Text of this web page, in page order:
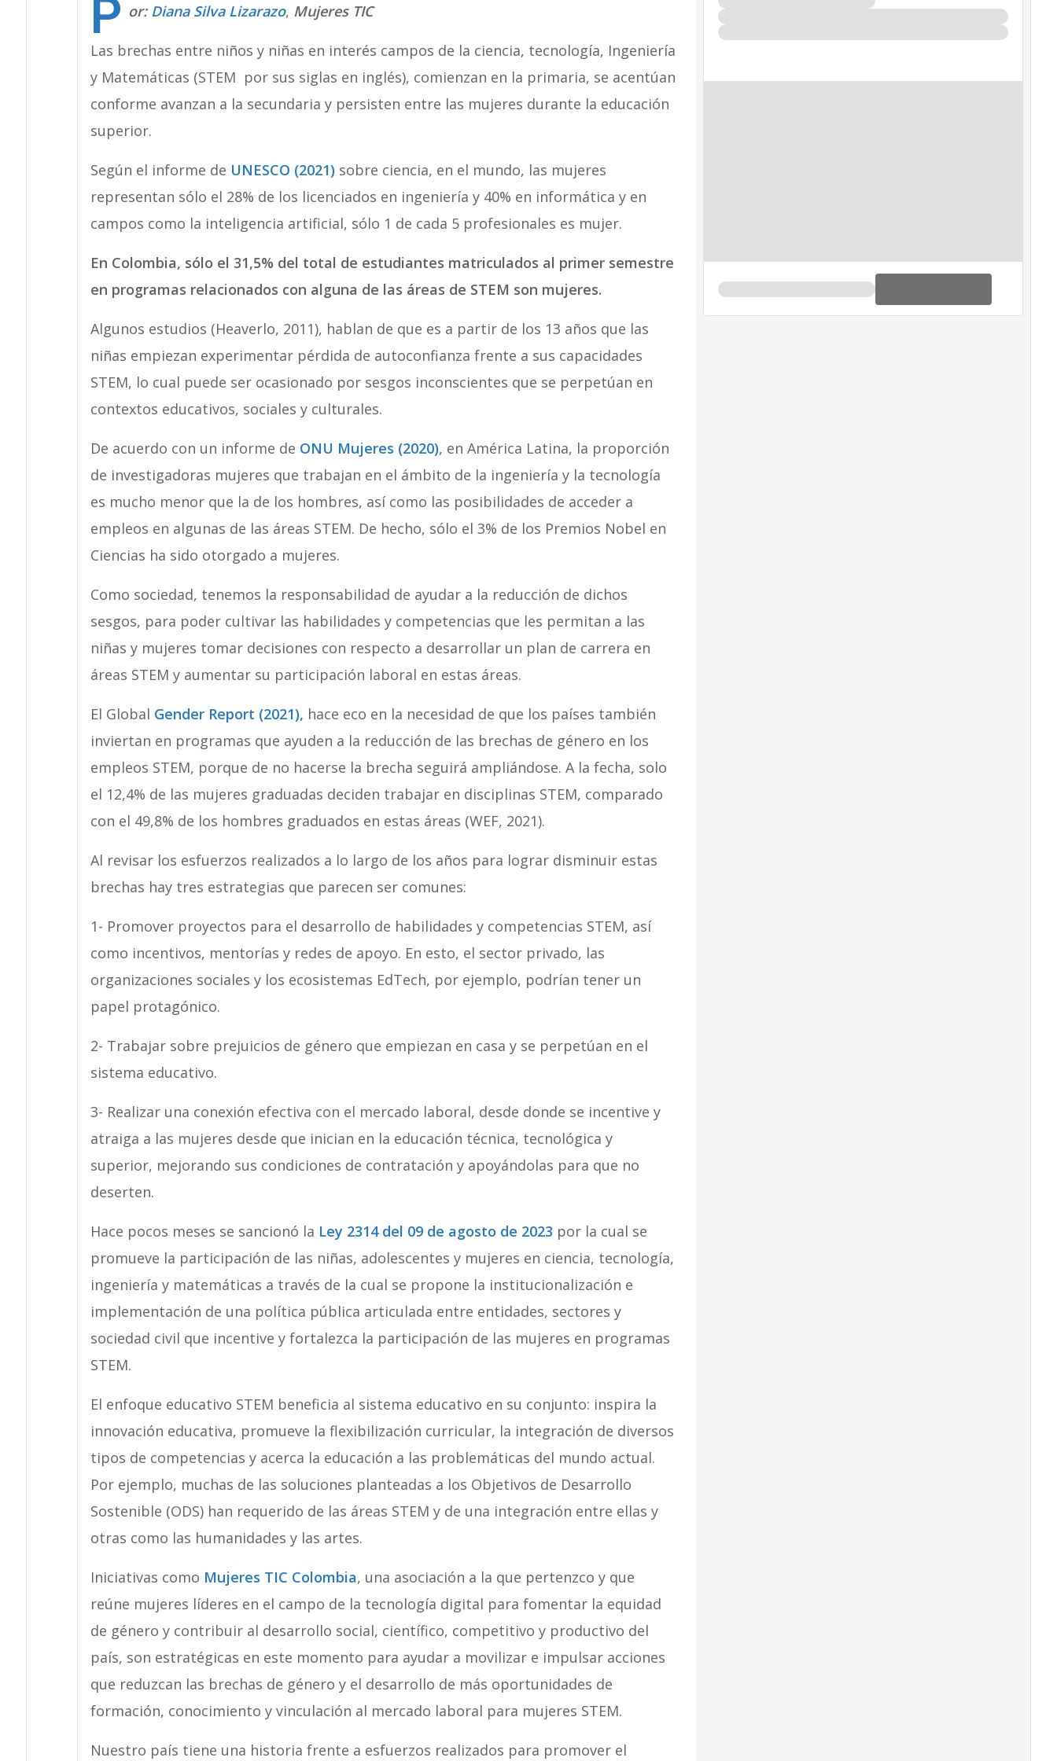
P or: Diana Silva Lizarazo, Mujeres TIC
Las brechas entre niños y niñas en interés campos de la ciencia, tecnología, Ingeniería
y Matemáticas (STEM por sus siglas en inglés), comienzan en la primaria, se acentúan
conforme avanzan a la secundaria y persisten entre las mujeres durante la educación
superior.
Según el informe de UNESCO (2021) sobre ciencia, en el mundo, las mujeres
representan sólo el 28% de los licenciados en ingeniería y 40% en informática y en
campos como la inteligencia artificial, sólo 1 de cada 5 profesionales es mujer.
En Colombia, sólo el 31,5% del total de estudiantes matriculados al primer semestre
en programas relacionados con alguna de las áreas de STEM son mujeres.
Algunos estudios (Heaverlo, 2011), hablan de que es a partir de los 13 años que las
niñas empiezan experimentar pérdida de autoconfianza frente a sus capacidades
STEM, lo cual puede ser ocasionado por sesgos inconscientes que se perpetúan en
contextos educativos, sociales y culturales.
De acuerdo con un informe de ONU Mujeres (2020), en América Latina, la proporción
de investigadoras mujeres que trabajan en el ámbito de la ingeniería y la tecnología
es mucho menor que la de los hombres, así como las posibilidades de acceder a
empleos en algunas de las áreas STEM. De hecho, sólo el 3% de los Premios Nobel en
Ciencias ha sido otorgado a mujeres.
Como sociedad, tenemos la responsabilidad de ayudar a la reducción de dichos
sesgos, para poder cultivar las habilidades y competencias que les permitan a las
niñas y mujeres tomar decisiones con respecto a desarrollar un plan de carrera en
áreas STEM y aumentar su participación laboral en estas áreas.
El Global Gender Report (2021), hace eco en la necesidad de que los países también
inviertan en programas que ayuden a la reducción de las brechas de género en los
empleos STEM, porque de no hacerse la brecha seguirá ampliándose. A la fecha, solo
el 12,4% de las mujeres graduadas deciden trabajar en disciplinas STEM, comparado
con el 49,8% de los hombres graduados en estas áreas (WEF, 2021).
Al revisar los esfuerzos realizados a lo largo de los años para lograr disminuir estas
brechas hay tres estrategias que parecen ser comunes:
1- Promover proyectos para el desarrollo de habilidades y competencias STEM, así
como incentivos, mentorías y redes de apoyo. En esto, el sector privado, las
organizaciones sociales y los ecosistemas EdTech, por ejemplo, podrían tener un
papel protagónico.
2- Trabajar sobre prejuicios de género que empiezan en casa y se perpetúan en el
sistema educativo.
3- Realizar una conexión efectiva con el mercado laboral, desde donde se incentive y
atraiga a las mujeres desde que inician en la educación técnica, tecnológica y
superior, mejorando sus condiciones de contratación y apoyándolas para que no
deserten.
Hace pocos meses se sancionó la Ley 2314 del 09 de agosto de 2023 por la cual se
promueve la participación de las niñas, adolescentes y mujeres en ciencia, tecnología,
ingeniería y matemáticas a través de la cual se propone la institucionalización e
implementación de una política pública articulada entre entidades, sectores y
sociedad civil que incentive y fortalezca la participación de las mujeres en programas
STEM.
El enfoque educativo STEM beneficia al sistema educativo en su conjunto: inspira la
innovación educativa, promueve la flexibilización curricular, la integración de diversos
tipos de competencias y acerca la educación a las problemáticas del mundo actual.
Por ejemplo, muchas de las soluciones planteadas a los Objetivos de Desarrollo
Sostenible (ODS) han requerido de las áreas STEM y de una integración entre ellas y
otras como las humanidades y las artes.
Iniciativas como Mujeres TIC Colombia, una asociación a la que pertenzco y que
reúne mujeres líderes en el campo de la tecnología digital para fomentar la equidad
de género y contribuir al desarrollo social, científico, competitivo y productivo del
país, son estratégicas en este momento para ayudar a movilizar e impulsar acciones
que reduzcan las brechas de género y el desarrollo de más oportunidades de
formación, conocimiento y vinculación al mercado laboral para mujeres STEM.
Nuestro país tiene una historia frente a esfuerzos realizados para promover el